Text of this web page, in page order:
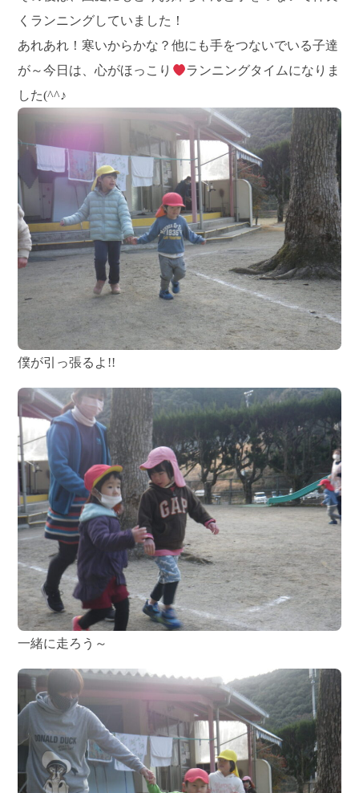
くランニングしていました！
あれあれ！寒いからかな？他にも手をつないでいる子達
が～今日は、心がほっこり
ランニングタイムになりま
した(^^♪
僕が引っ張るよ!!
一緒に走ろう～